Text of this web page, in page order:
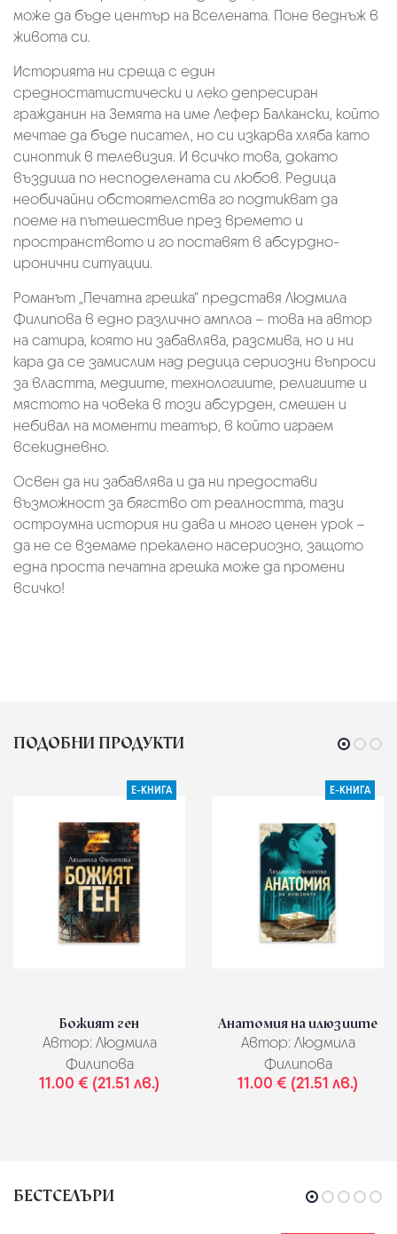
може да бъде център на Вселената. Поне веднъж в
живота си.
Историята ни среща с един
средностатистически и леко депресиран
гражданин на Земята на име Лефер Балкански, който
мечтае да бъде писател, но си изкарва хляба като
синоптик в телевизия. И всичко това, докато
въздиша по несподелената си любов. Редица
необичайни обстоятелства го подтикват да
поеме на пътешествие през времето и
пространството и го поставят в абсурдно-
иронични ситуации.
Романът „Печатна грешка“ представя Людмила
Филипова в едно различно амплоа – това на автор
на сатира, която ни забавлява, разсмива, но и ни
кара да се замислим над редица сериозни въпроси
за властта, медиите, технологиите, религиите и
мястото на човека в този абсурден, смешен и
небивал на моменти театър, в който играем
всекидневно.
Освен да ни забавлява и да ни предостави
възможност за бягство от реалността, тази
остроумна история ни дава и много ценен урок –
да не се вземаме прекалено насериозно, защото
една проста печатна грешка може да промени
всичко!
ПОДОБНИ ПРОДУКТИ
Е-КНИГА
Божият ген
Автор: Людмила
Филипова
11.00 € (21.51 лв.)
Е-КНИГА
Анатомия на илюзиите
Автор: Людмила
Филипова
11.00 € (21.51 лв.)
БЕСТСЕЛЪРИ